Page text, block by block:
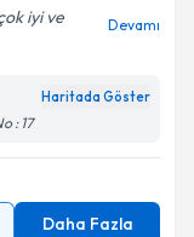
iyi ve
Devamı
Haritada Göster
: 17
Daha Fazla